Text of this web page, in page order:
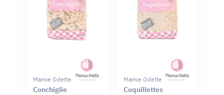
Mamie Odette
Conchiglie
Mamie Odette
Coquillettes